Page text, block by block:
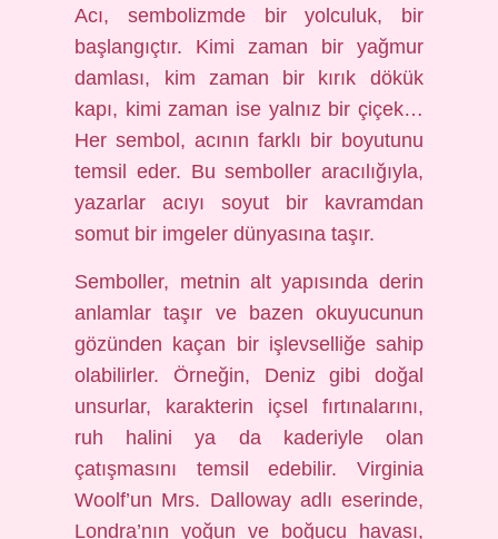
Acı, sembolizmde bir yolculuk, bir
başlangıçtır. Kimi zaman bir yağmur
damlası, kim zaman bir kırık dökük
kapı, kimi zaman ise yalnız bir çiçek…
Her sembol, acının farklı bir boyutunu
temsil eder. Bu semboller aracılığıyla,
yazarlar acıyı soyut bir kavramdan
somut bir imgeler dünyasına taşır.
Semboller, metnin alt yapısında derin
anlamlar taşır ve bazen okuyucunun
gözünden kaçan bir işlevselliğe sahip
olabilirler. Örneğin, Deniz gibi doğal
unsurlar, karakterin içsel fırtınalarını,
ruh halini ya da kaderiyle olan
çatışmasını temsil edebilir. Virginia
Woolf’un Mrs. Dalloway adlı eserinde,
Londra’nın yoğun ve boğucu havası,